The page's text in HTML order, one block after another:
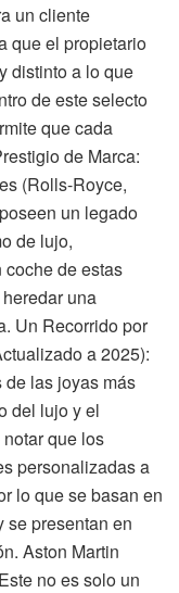
un cliente
que el propietario
distinto a lo que
de este selecto
que cada
de Marca:
(Rolls-Royce,
un legado
de lujo,
de estas
una
Un Recorrido por
a 2025):
las joyas más
del lujo y el
que los
personalizadas a
lo que se basan en
se presentan en
Aston Martin
no es solo un